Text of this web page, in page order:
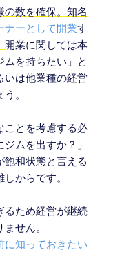
の数を確保。知名
ナーとして開業す
開業に関しては本
を持ちたい」と
いは他業種の経営
。
ことを考慮する必
ムを出すか？」
飽和状態と言える
からです。
るため経営が継続
せん。
に知っておきたい